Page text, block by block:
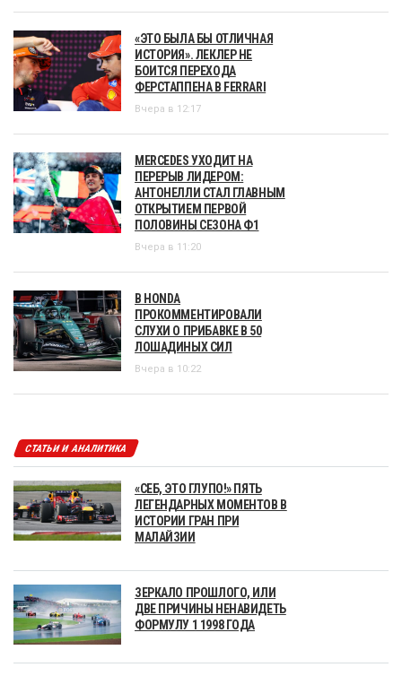
«ЭТО БЫЛА БЫ ОТЛИЧНАЯ
ИСТОРИЯ». ЛЕКЛЕР НЕ
БОИТСЯ ПЕРЕХОДА
ФЕРСТАППЕНА В FERRARI
Вчера в 12:17
MERCEDES УХОДИТ НА
ПЕРЕРЫВ ЛИДЕРОМ:
АНТОНЕЛЛИ СТАЛ ГЛАВНЫМ
ОТКРЫТИЕМ ПЕРВОЙ
ПОЛОВИНЫ СЕЗОНА Ф1
Вчера в 11:20
В HONDA
ПРОКОММЕНТИРОВАЛИ
СЛУХИ О ПРИБАВКЕ В 50
ЛОШАДИНЫХ СИЛ
Вчера в 10:22
СТАТЬИ И АНАЛИТИКА
«СЕБ, ЭТО ГЛУПО!» ПЯТЬ
ЛЕГЕНДАРНЫХ МОМЕНТОВ В
ИСТОРИИ ГРАН ПРИ
МАЛАЙЗИИ
ЗЕРКАЛО ПРОШЛОГО, ИЛИ
ДВЕ ПРИЧИНЫ НЕНАВИДЕТЬ
ФОРМУЛУ 1 1998 ГОДА